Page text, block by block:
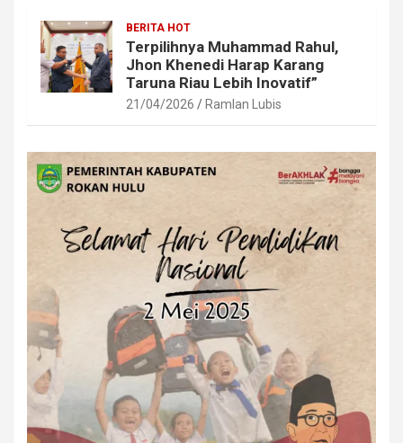
BERITA HOT
Terpilihnya Muhammad Rahul,
Jhon Khenedi Harap Karang
Taruna Riau Lebih Inovatif”
21/04/2026 Ramlan Lubis